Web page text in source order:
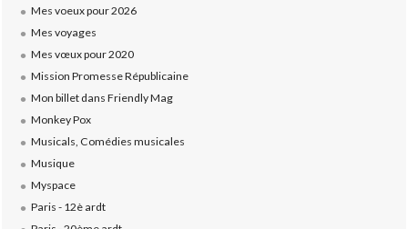
Mes voeux pour 2026
Mes voyages
Mes vœux pour 2020
Mission Promesse Républicaine
Mon billet dans Friendly Mag
Monkey Pox
Musicals, Comédies musicales
Musique
Myspace
Paris - 12è ardt